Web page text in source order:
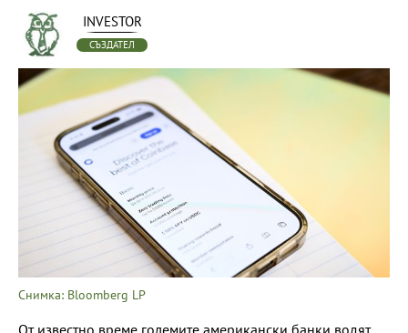
INVESTOR
СЪЗДАТЕЛ
Снимка: Bloomberg LP
От известно време големите американски банки водят